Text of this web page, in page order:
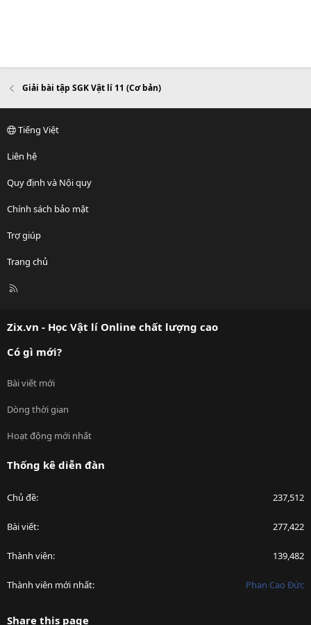
Giải bài tập SGK Vật lí 11 (Cơ bản)
Tiếng Việt
Liên hệ
Quy định và Nội quy
Chính sách bảo mật
Trợ giúp
Trang chủ
R
Zix.vn - Học Vật lí Online chất lượng cao
Có gì mới?
Bài viết mới
Dòng thời gian
Hoạt động mới nhất
Thống kê diễn đàn
Chủ đề 237,512
Bài viết 277,422
Thành viên 139,482
Thành viên mới nhất Phan Cao Đức
Share this page